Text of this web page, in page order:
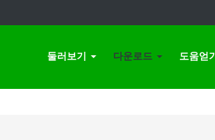
둘러보기 다운로드 도움얻기